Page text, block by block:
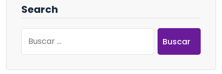
Search